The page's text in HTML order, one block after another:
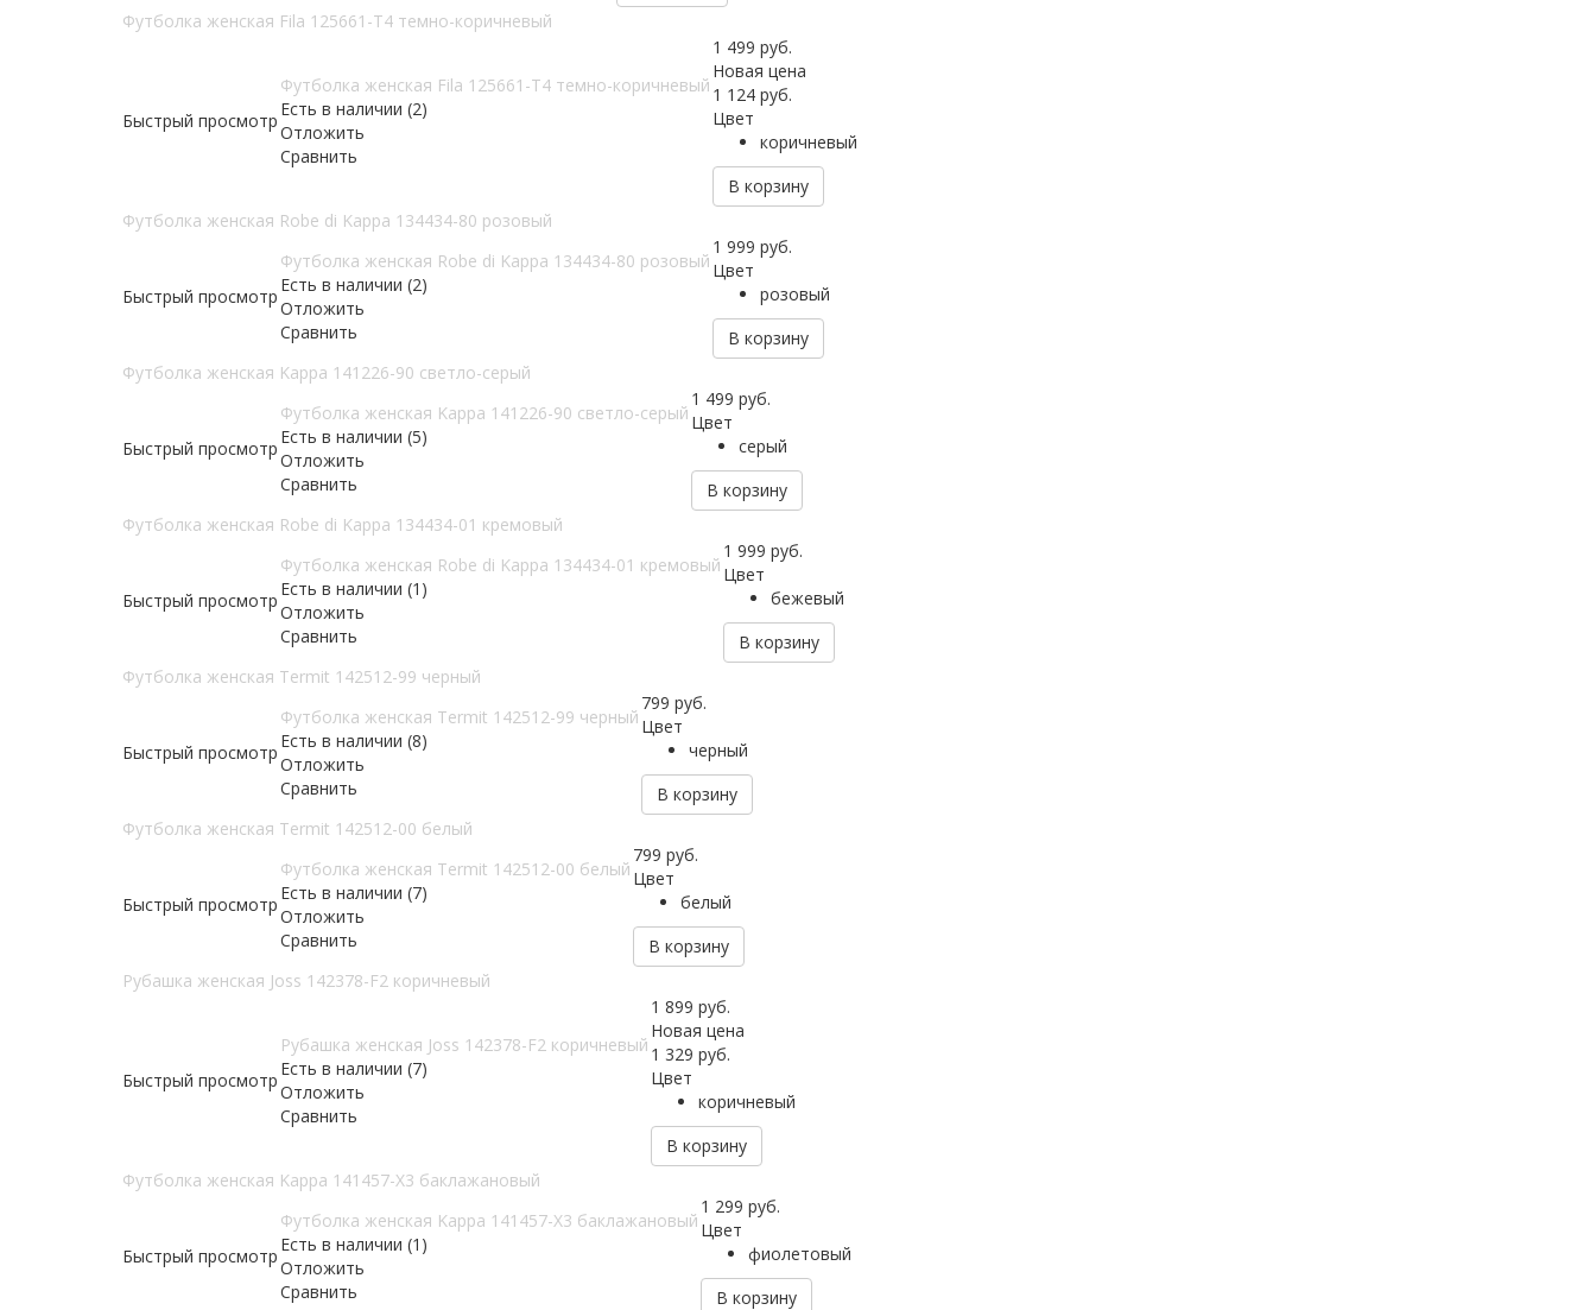
Футболка женская Fila 125661-T4 темно-коричневый
Быстрый просмотр
Футболка женская Fila 125661-T4 темно-коричневый
Есть в наличии (2)
Отложить
Сравнить
1 499 руб.
Новая цена
1 124 руб.
Цвет
коричневый
В корзину
Футболка женская Robe di Kappa 134434-80 розовый
Быстрый просмотр
Футболка женская Robe di Kappa 134434-80 розовый
Есть в наличии (2)
Отложить
Сравнить
1 999 руб.
Цвет
розовый
В корзину
Футболка женская Kappa 141226-90 светло-серый
Быстрый просмотр
Футболка женская Kappa 141226-90 светло-серый
Есть в наличии (5)
Отложить
Сравнить
1 499 руб.
Цвет
серый
В корзину
Футболка женская Robe di Kappa 134434-01 кремовый
Быстрый просмотр
Футболка женская Robe di Kappa 134434-01 кремовый
Есть в наличии (1)
Отложить
Сравнить
1 999 руб.
Цвет
бежевый
В корзину
Футболка женская Termit 142512-99 черный
Быстрый просмотр
Футболка женская Termit 142512-99 черный
Есть в наличии (8)
Отложить
Сравнить
799 руб.
Цвет
черный
В корзину
Футболка женская Termit 142512-00 белый
Быстрый просмотр
Футболка женская Termit 142512-00 белый
Есть в наличии (7)
Отложить
Сравнить
799 руб.
Цвет
белый
В корзину
Рубашка женская Joss 142378-F2 коричневый
Быстрый просмотр
Рубашка женская Joss 142378-F2 коричневый
Есть в наличии (7)
Отложить
Сравнить
1 899 руб.
Новая цена
1 329 руб.
Цвет
коричневый
В корзину
Футболка женская Kappa 141457-X3 баклажановый
Быстрый просмотр
Футболка женская Kappa 141457-X3 баклажановый
Есть в наличии (1)
Отложить
Сравнить
1 299 руб.
Цвет
фиолетовый
В корзину